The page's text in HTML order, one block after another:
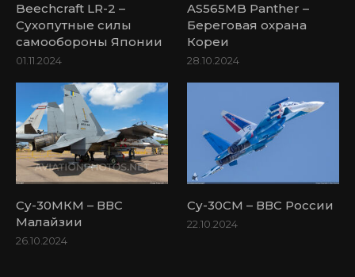
Beechcraft LR-2 –
Сухопутные силы
самообороны Японии
01.11.2024
AS565MB Panther –
Береговая охрана
Кореи
28.10.2024
Су-30МКМ – ВВС
Малайзии
26.10.2024
Су-30СМ – ВВС России
22.10.2024